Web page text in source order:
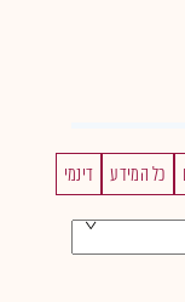
כל המידע דינמי